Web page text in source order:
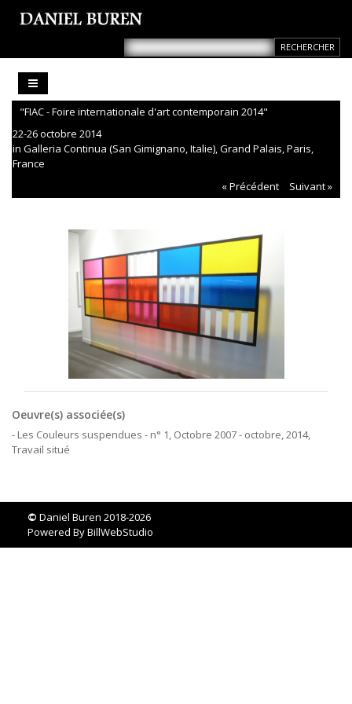
"FIAC - Foire internationale d'art contemporain 2014"
22-26 octobre 2014
in Galleria Continua (San Gimignano, Italie), Grand Palais, Paris,
France
« Précédent
Suivant »
Oeuvre(s) associée(s)
- Les Couleurs suspendues - n° 1, Octobre 2007 - octobre, 2014,
Travail situé
© Daniel Buren 2018-2026
Powered ByBillWebStudio